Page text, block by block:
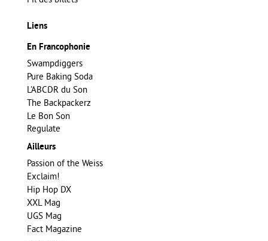
Liens
En Francophonie
Swampdiggers
Pure Baking Soda
L'ABCDR du Son
The Backpackerz
Le Bon Son
Regulate
Ailleurs
Passion of the Weiss
Exclaim!
Hip Hop DX
XXL Mag
UGS Mag
Fact Magazine